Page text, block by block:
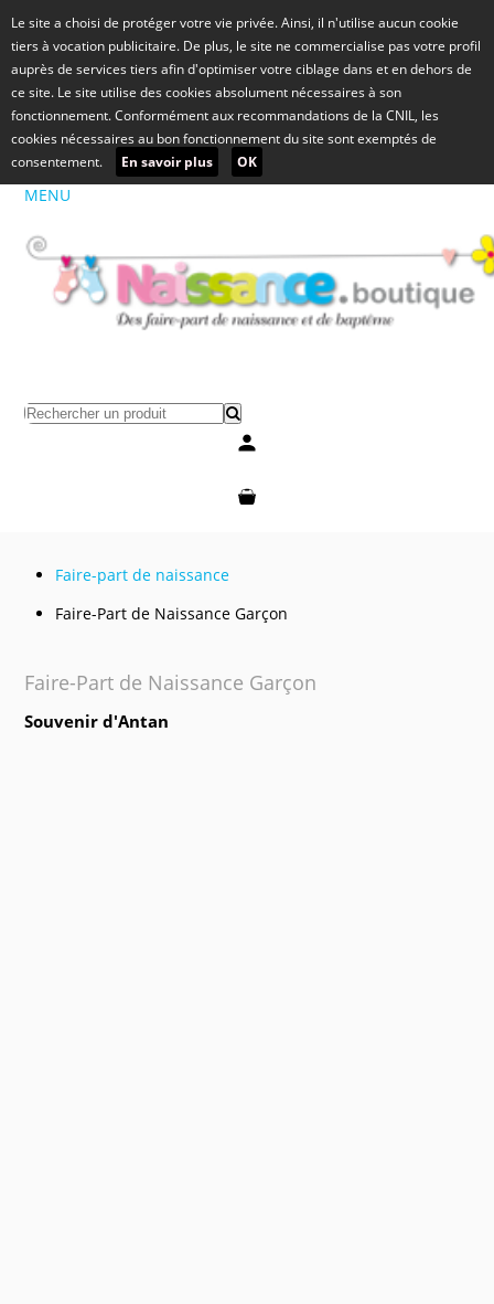
Le site a choisi de protéger votre vie privée. Ainsi, il n'utilise aucun cookie
tiers à vocation publicitaire. De plus, le site ne commercialise pas votre profil
auprès de services tiers afin d'optimiser votre ciblage dans et en dehors de
ce site. Le site utilise des cookies absolument nécessaires à son
fonctionnement. Conformément aux recommandations de la CNIL, les
cookies nécessaires au bon fonctionnement du site sont exemptés de
consentement.
En savoir plus OK
MENU
Faire-part de naissance
Faire-Part de Naissance Garçon
Faire-Part de Naissance Garçon
Souvenir d'Antan